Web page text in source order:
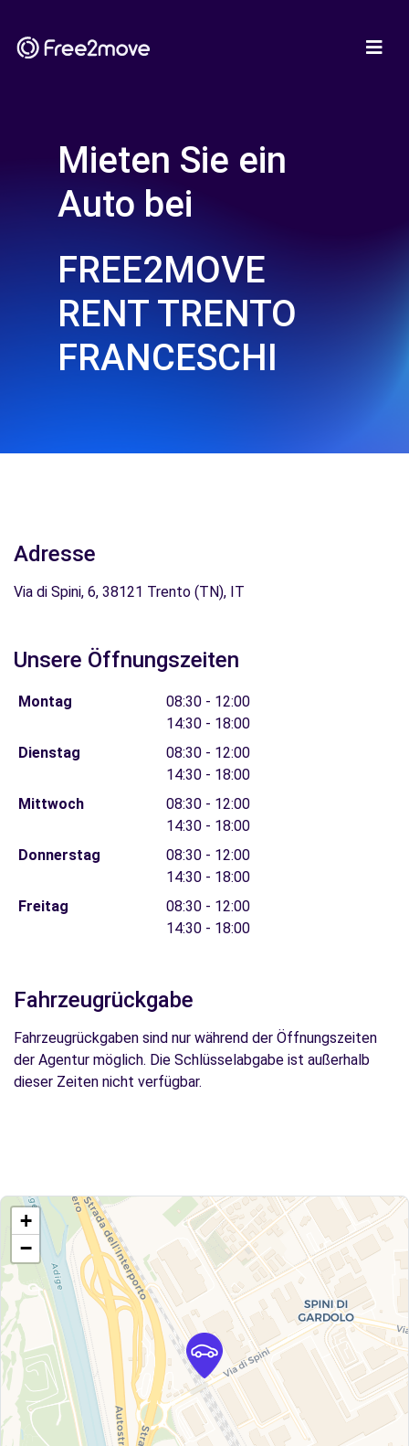
Mieten Sie ein
Auto bei
FREE2MOVE
RENT TRENTO
FRANCESCHI
Adresse
Via di Spini, 6, 38121 Trento (TN), IT
Unsere Öffnungszeiten
Montag
08:30 - 12:00
14:30 - 18:00
Dienstag
08:30 - 12:00
14:30 - 18:00
Mittwoch
08:30 - 12:00
14:30 - 18:00
Donnerstag
08:30 - 12:00
14:30 - 18:00
Freitag
08:30 - 12:00
14:30 - 18:00
Fahrzeugrückgabe
Fahrzeugrückgaben sind nur während der Öffnungszeiten
der Agentur möglich. Die Schlüsselabgabe ist außerhalb
dieser Zeiten nicht verfügbar.
+
−